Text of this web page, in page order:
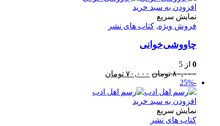
بود.
افزودن به سبد خرید
نمایش سریع
فروش ویژه, کتاب های نشر
چاووشی‌خوانی
0 از 5
۸۰,۰۰۰ تومان قیمت
۸۰,۰۰۰ تومان
بود.
۷۰,۰۰۰ تومان
۷۰,۰۰۰ تومان.
-25%
افزودن به سبد خرید
نمایش سریع
کتاب های نشر